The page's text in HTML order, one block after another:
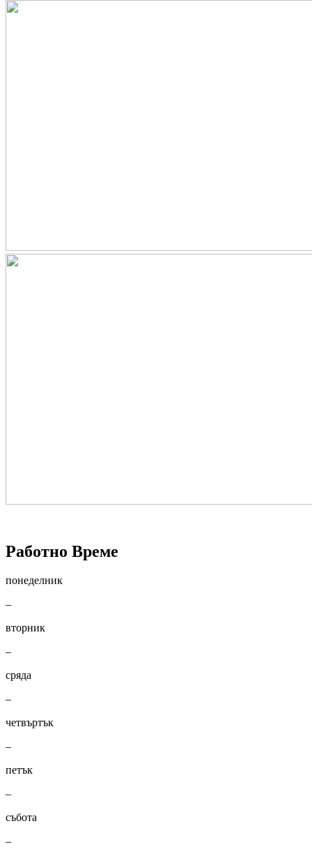
Работно Време
понеделник
–
вторник
–
сряда
–
четвъртък
–
петък
–
събота
–